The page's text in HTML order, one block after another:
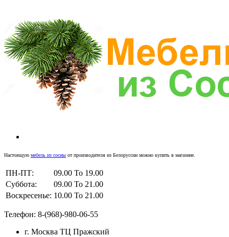
Настоящую мебель из сосны от производителя из Белоруссии можно купить в магазине.
ПН-ПТ:
09.00 To 19.00
Суббота:
09.00 To 21.00
Воскресенье: 10.00 To 21.00
Телефон: 8-(968)-980-06-55
г. Москва ТЦ Пражский